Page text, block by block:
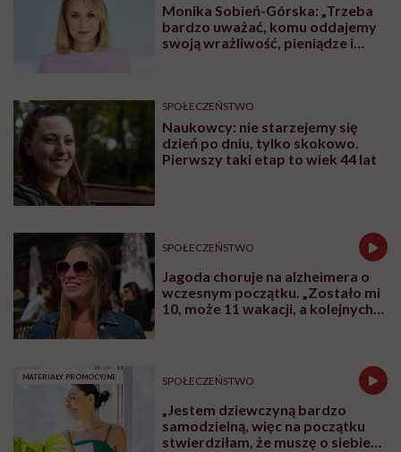
Monika Sobień-Górska: „Trzeba
bardzo uważać, komu oddajemy
swoją wrażliwość, pieniądze i
SPOŁECZEŃSTWO
Naukowcy: nie starzejemy się
dzień po dniu, tylko skokowo.
Pierwszy taki etap to wiek 44 lat
SPOŁECZEŃSTWO
Jagoda choruje na alzheimera o
wczesnym początku. „Zostało mi
10, może 11 wakacji, a kolejnych
MATERIAŁY PROMOCYJNE SPOŁECZEŃSTWO
„Jestem dziewczyną bardzo
samodzielną, więc na początku
stwierdziłam, że muszę o siebie